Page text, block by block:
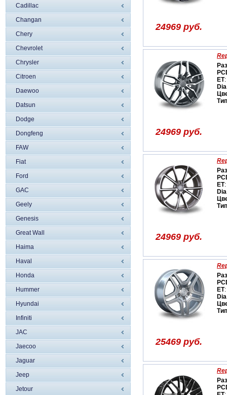
Cadillac
Changan
Chery
Chevrolet
Chrysler
Citroen
Daewoo
Datsun
Dodge
Dongfeng
FAW
Fiat
Ford
GAC
Geely
Genesis
Great Wall
Haima
Haval
Honda
Hummer
Hyundai
Infiniti
JAC
Jaecoo
Jaguar
Jeep
Jetour
24969 руб.
ET
Dia
Тип
24969 руб.
ET
Dia
Тип
24969 руб.
ET
Dia
Тип
25469 руб.